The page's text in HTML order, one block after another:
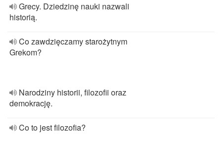
Grecy. Dziedzinę nauki nazwali
historią.
Co zawdzięczamy starożytnym
Grekom?
Narodziny historii, filozofii oraz
demokrację.
Co to jest filozofia?